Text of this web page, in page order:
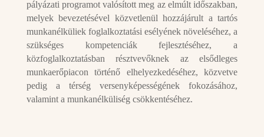
pályázati programot valósított meg az elmúlt időszakban,
melyek bevezetésével közvetlenül hozzájárult a tartós
munkanélküliek foglalkoztatási esélyének növeléséhez, a
szükséges kompetenciák fejlesztéséhez, a
közfoglalkoztatásban résztvevőknek az elsődleges
munkaerőpiacon történő elhelyezkedéséhez, közvetve
pedig a térség versenyképességének fokozásához,
valamint a munkanélküliség csökkentéséhez.